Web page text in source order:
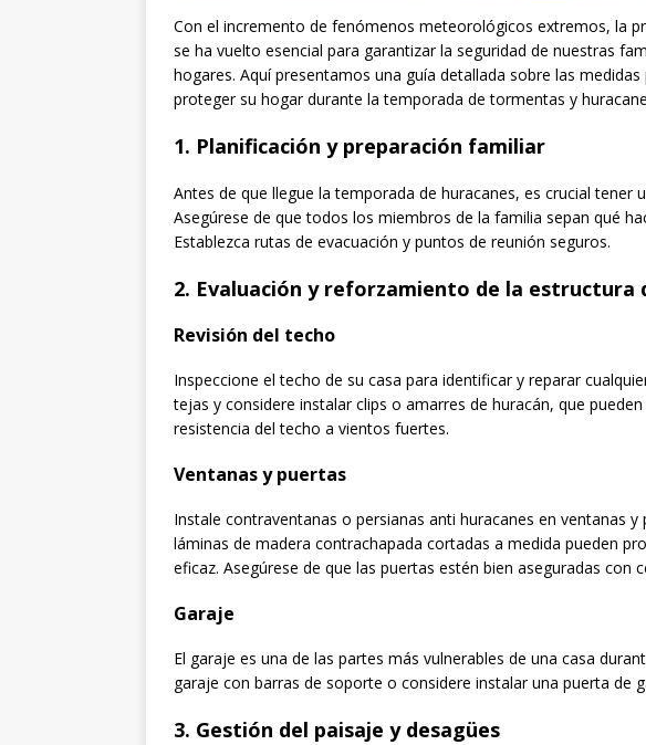
Con el incremento de fenómenos meteorológicos extremos, la
se ha vuelto esencial para garantizar la seguridad de nuestras
hogares. Aquí presentamos una guía detallada sobre las
proteger su hogar durante la temporada de tormentas y
1. Planificación y preparación familiar
Antes de que llegue la temporada de huracanes, es crucial tener
Asegúrese de que todos los miembros de la familia sepan qué
Establezca rutas de evacuación y puntos de reunión seguros.
2. Evaluación y reforzamiento de la estructura
Revisión del techo
Inspeccione el techo de su casa para identificar y reparar
tejas y considere instalar clips o amarres de huracán, que
resistencia del techo a vientos fuertes.
Ventanas y puertas
Instale contraventanas o persianas anti huracanes en ventanas y
láminas de madera contrachapada cortadas a medida pueden
eficaz. Asegúrese de que las puertas estén bien aseguradas con
Garaje
El garaje es una de las partes más vulnerables de una casa
garaje con barras de soporte o considere instalar una puerta de
3. Gestión del paisaje y desagües